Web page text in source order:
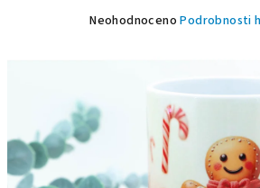
Průměrné
z
5
hvězdiček.
Neohodnoceno Podrobnosti